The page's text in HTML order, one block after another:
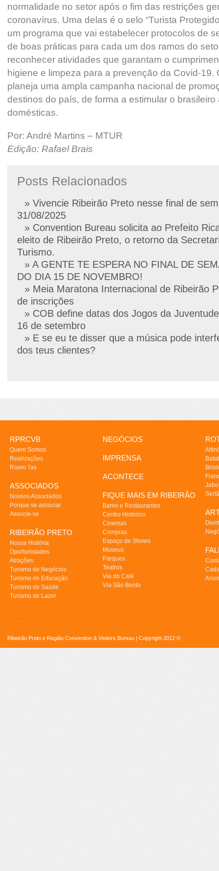
normalidade no setor após o fim das restrições
coronavírus. Uma delas é o selo “Turista
um programa que vai estabelecer protocolos de
de boas práticas para cada um dos ramos do
reconhecer atividades que garantam o
higiene e limpeza para a prevenção da Covid-19.
planeja uma ampla campanha nacional de
destinos do país, de forma a estimular o
domésticas.
Por: André Martins – MTUR
Edição: Rafael Brais
Posts Relacionados
» Vivencie Ribeirão Preto nesse final de
31/08/2025
» Convention Bureau solicita ao Prefeito
eleito de Ribeirão Preto, o retorno da
Turismo.
» A GENTE TE ESPERA NO FINAL DE
DO DIA 15 DE NOVEMBRO!
» Meia Maratona Internacional de Ribeirão
de inscrições
» COB define datas dos Jogos da
16 de setembro
» E se eu te disser que a música pode
dos teus clientes?
RPRCVB
Quem Somos
Realizações
Room Tax
ASSOCIADOS
Nossos Associados
Porque se associar
Associe-se
RIBEIRÃO PRETO
Nossa História
Oportunidades
Atrações
Turismo de Negócios
Turismo de Educação
Turismo de Saúde
Turismo de Lazer
NEGÓCIOS
IMPRENSA
ACONTECE
FIQUE MAIS EM RIBEIRÃO
Bares e Restaurantes
Centro Histórico
Cinemas
Compras
Espaço de Shows
Museus
Parques
Teatros
Via do Café
Via São Bento
Ribeirão Preto e Região Convention & Visitors Bureau | Copyright 2012 ©